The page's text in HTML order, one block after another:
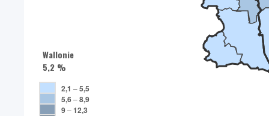
Wallonie
5,2 %
2,1 –5,5
5,6–8,9
9–12,3